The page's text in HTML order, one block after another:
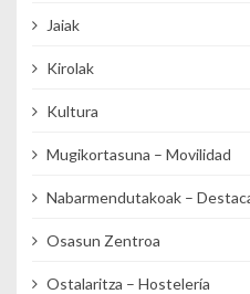
Jaiak
Kirolak
Kultura
Mugikortasuna – Movilidad
Nabarmendutakoak –
Osasun Zentroa
Ostalaritza – Hostelería